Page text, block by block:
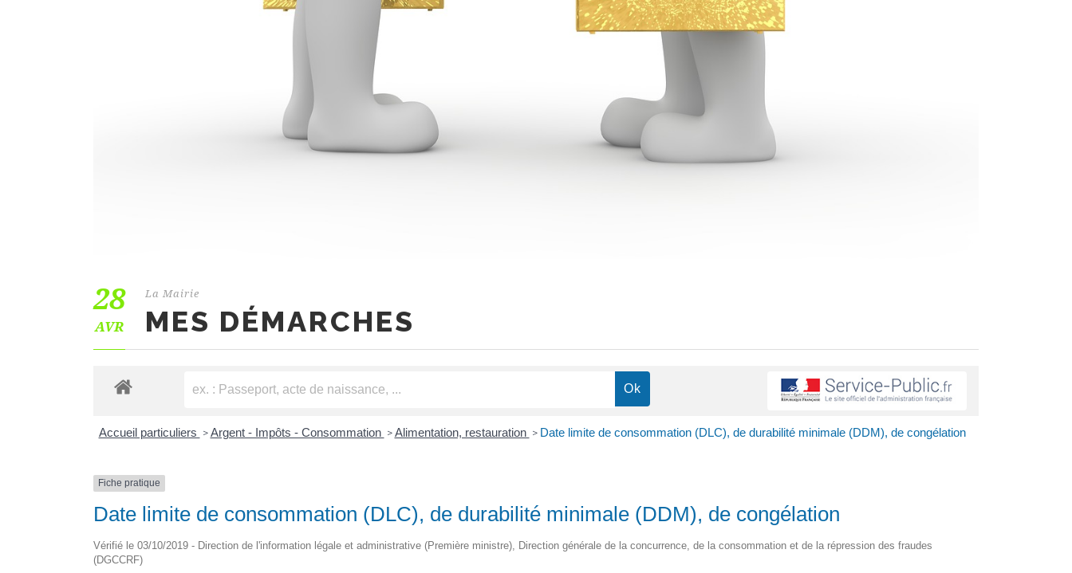
28
AVR
La Mairie
MES DÉMARCHES
Accueil particuliers > Argent - Impôts - Consommation > Alimentation, restauration > Date limite de consommation (DLC), de durabilité minimale (DDM), de congélation
Fiche pratique
Date limite de consommation (DLC), de durabilité minimale (DDM), de congélation
Vérifié le 03/10/2019 - Direction de l'information légale et administrative (Première ministre), Direction générale de la concurrence, de la consommation et de la répression des fraudes
(DGCCRF)